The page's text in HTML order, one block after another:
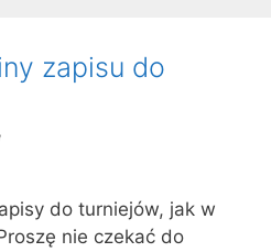
zapisu do
do turniejów, jak w
nie czekać do